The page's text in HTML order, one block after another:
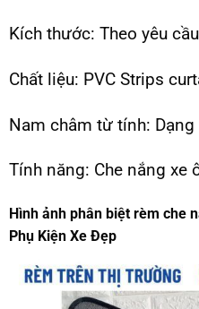
Kích thước: Theo yêu
Chất liệu: PVC Strips
Nam châm từ tính:
Tính năng: Che nắng xe
Hình ảnh phân biệt rèm che
Phụ Kiện Xe Đẹp